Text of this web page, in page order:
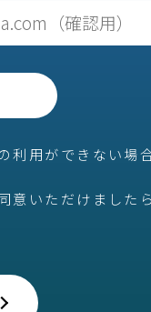
利用ができない場
意いただけました